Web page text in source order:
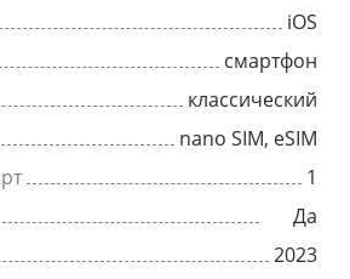
iOS
смартфон
классический
nano SIM, eSIM
1
Да
2023